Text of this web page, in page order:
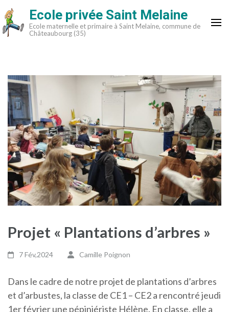
Aller
au
contenu
Ecole privée Saint Melaine
Ecole maternelle et primaire à Saint Melaine, commune de
Châteaubourg (35)
Projet « Plantations d’arbres »
7 Fév,2024 Camille Poignon
Dans le cadre de notre projet de plantations d’arbres
et d’arbustes, la classe de CE1 – CE2 a rencontré jeudi
1er février une pépiniériste Hélène. En classe, elle a